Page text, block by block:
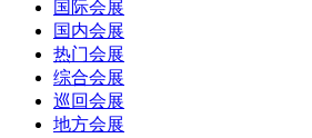
国际会展
国内会展
热门会展
综合会展
巡回会展
地方会展